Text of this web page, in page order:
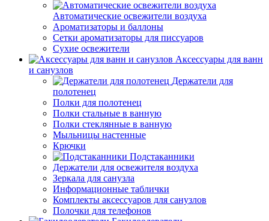
Автоматические освежители воздуха
Ароматизаторы и баллоны
Сетки ароматизаторы для писсуаров
Сухие освежители
Аксессуары для ванн
и санузлов
Держатели для
полотенец
Полки для полотенец
Полки стальные в ванную
Полки стеклянные в ванную
Мыльницы настенные
Крючки
Подстаканники
Держатели для освежителя воздуха
Зеркала для санузла
Информационные таблички
Комплекты аксессуаров для санузлов
Полочки для телефонов